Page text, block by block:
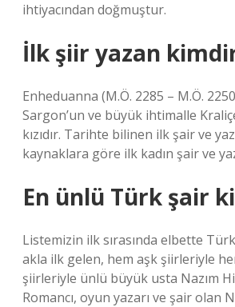
ihtiyacından doğmuştur.
İlk şiir yazan
Enheduanna (M.Ö. 2285 – M.Ö.
Sargon’un ve büyük ihtimalle
kızıdır. Tarihte bilinen ilk şair ve
kaynaklara göre ilk kadın şair ve
En ünlü Türk şair
Listemizin ilk sırasında elbette
akla ilk gelen, hem aşk şiirleriyle
şiirleriyle ünlü büyük usta Nazım
Romancı, oyun yazarı ve şair olan